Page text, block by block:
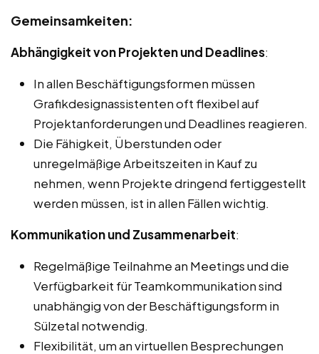
Gemeinsamkeiten:
Abhängigkeit von Projekten und Deadlines:
In allen Beschäftigungsformen müssen
Grafikdesignassistenten oft flexibel auf
Projektanforderungen und Deadlines reagieren.
Die Fähigkeit, Überstunden oder
unregelmäßige Arbeitszeiten in Kauf zu
nehmen, wenn Projekte dringend fertiggestellt
werden müssen, ist in allen Fällen wichtig.
Kommunikation und Zusammenarbeit:
Regelmäßige Teilnahme an Meetings und die
Verfügbarkeit für Teamkommunikation sind
unabhängig von der Beschäftigungsform in
Sülzetal notwendig.
Flexibilität, um an virtuellen Besprechungen